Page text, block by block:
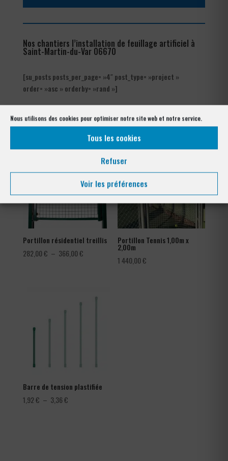
Nous utilisons des cookies pour optimiser notre site web et notre service.
Tous les cookies
Refuser
Voir les préférences
Nos chantiers l’installation de feuillage artificiel à
Saint-Martin-du-Var 06670
[su_posts posts_per_page= »4″ post_type= »project »
order= »asc » orderby= »rand »]
Les produits de clôtures utilisés
à Saint-Martin-du-Var 06670
Portillon résidentiel treillis
282,00€ – 366,00€Plage
Portillon Tennis 1,00m x
2,00m
1 440,00€
Barre de tension plastifiée
1,92€ – 3,36€Plage